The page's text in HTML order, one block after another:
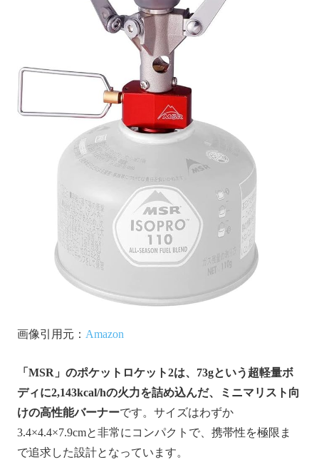
画像引用元： Amazon
「MSR」のポケットロケット2は、73gという超軽量ボ
ディに2,143kcal/hの火力を詰め込んだ、ミニマリスト向
けの高性能バーナーです。サイズはわずか
3.4×4.4×7.9cmと非常にコンパクトで、携帯性を極限ま
で追求した設計となっています。